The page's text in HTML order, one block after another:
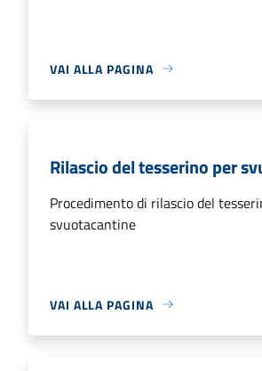
VAI ALLA PAGINA
Rilascio del tesserino per
Procedimento di rilascio del
svuotacantine
VAI ALLA PAGINA